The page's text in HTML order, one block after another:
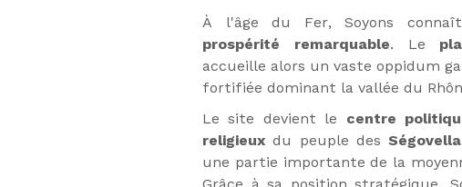
À l'âge du Fer, Soyons
prospérité remarquable. Le
accueille alors un vaste oppidum
fortifiée dominant la vallée du
Le site devient le centre
religieux du peuple des
une partie importante de la